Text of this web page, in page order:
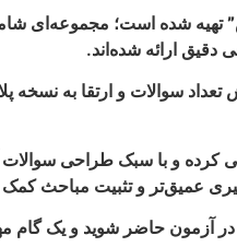
تهیه شده است؛ مجموعه‌ای
دقیق ارائه شده‌اند.
سوالات و ارتقا به نسخه
کرده و با سبک طراحی سوالات
عمیق‌تر و تثبیت مباحث
در آزمون حاضر شوید و یک گام